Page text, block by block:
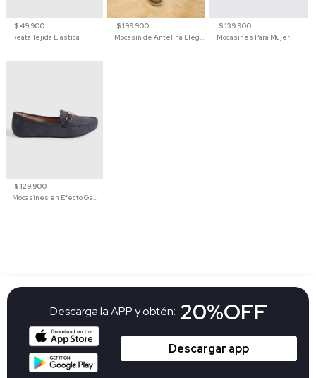
$ 49.900
Reata Tejida Elástica
$ 199.900
Mocasín de Antelina Elegante con Suela de Contraste Para Hombre
$ 139.900
Mocasines Para Mujer
$ 129.900
Mocasines en Efecto Gamuzado Para Mujer
Descarga la APP y obtén: 20%OFF
Descargar app